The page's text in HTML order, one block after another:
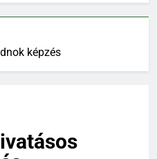
képzés